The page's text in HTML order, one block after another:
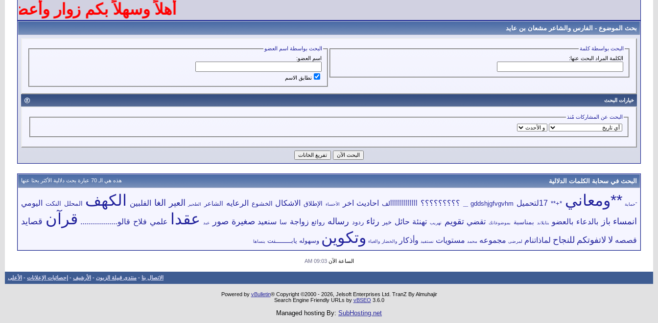
أهلاً وسهلاً بكم زوار
بحث الموضوع - الفارس والشاعر مشعان بن عايد
البحث بواسطة كلمة
الكلمة المراد البحث عنها:
البحث بواسطة اسم العضو
اسم العضو:
تطابق الاسم
خيارات البحث
البحث عن المشاركات مُنذ
هذه هي الـ 70 عبارة بحث دلالية الأكثر بحثا عنها البحث في سحابة الكلمات الدلالية
"حماية **ومعاني *+** 17لتحميل gddshjgfvgvhm ؟؟؟؟؟؟؟؟؟ أأأأأأأأأأأأأألف احاديث اخر الأحساء الإطلاق الاشكال الخشوع الرعايه الشاعر الطحير العير الغا الفلبين الكهف المحلل النكت اليومي
انمساء باز بالدعاء بالعضو بتايلاند بمناسبة بموضوعاتك تقضي تقويم تهريب تهنئة حائل خير رثاء ردود رساله روائع زواجة سا سنعيد صغيرة صور عبد عقدا علمي فلاح قالو................... قرآن قصايد
قصصه لا لاتفوتكم للنجاح لماذاتنام لمرضى مجموعه محمد مستويات نستفيد وأذكار والخضار والغباء وتكوين وسهوله يابــــــــنت ينساها
الساعة الآن09:03 AM
الاتصال بنا - منتدى قبيلة الزبون - الأرشيف - إحصائيات الإعلانات - الأعلى
Powered by vBulletin® Copyright ©2000 - 2026, Jelsoft Enterprises Ltd. TranZ By Almuhajir
Search Engine Friendly URLs by vBSEO 3.6.0
Managed hosting By: SubHosting.net